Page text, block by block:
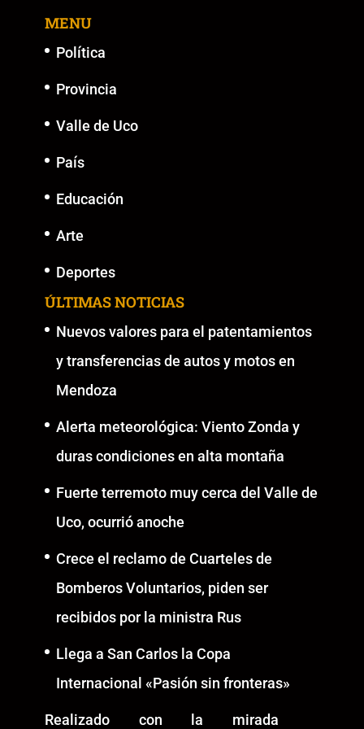
MENU
Política
Provincia
Valle de Uco
País
Educación
Arte
Deportes
ÚLTIMAS NOTICIAS
Nuevos valores para el patentamientos
y transferencias de autos y motos en
Mendoza
Alerta meteorológica: Viento Zonda y
duras condiciones en alta montaña
Fuerte terremoto muy cerca del Valle de
Uco, ocurrió anoche
Crece el reclamo de Cuarteles de
Bomberos Voluntarios, piden ser
recibidos por la ministra Rus
Llega a San Carlos la Copa
Internacional «Pasión sin fronteras»
Realizado con la mirada